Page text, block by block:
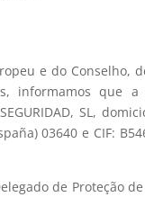
e do Conselho,
informamos que a
SL,
03640 e CIF:
de Proteção